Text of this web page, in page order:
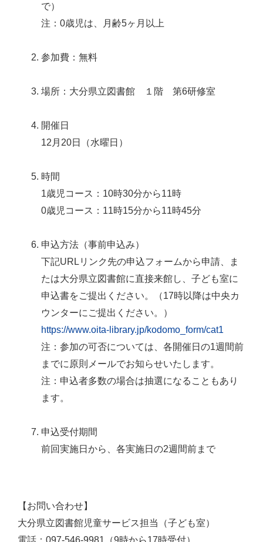
で）
注：0歳児は、月齢5ヶ月以上
参加費：無料
場所：大分県立図書館 １階 第6研修室
開催日
12月20日（水曜日）
時間
1歳児コース：10時30分から11時
0歳児コース：11時15分から11時45分
申込方法（事前申込み）
下記URLリンク先の申込フォームから申請、ま
たは大分県立図書館に直接来館し、子ども室に
申込書をご提出ください。（17時以降は中央カ
ウンターにご提出ください。）
https://www.oita-library.jp/kodomo_form/cat1
注：参加の可否については、各開催日の1週間前
までに原則メールでお知らせいたします。
注：申込者多数の場合は抽選になることもあり
ます。
申込受付期間
前回実施日から、各実施日の2週間前まで
【お問い合わせ】
大分県立図書館児童サービス担当（子ども室）
電話：097-546-9981（9時から17時受付）